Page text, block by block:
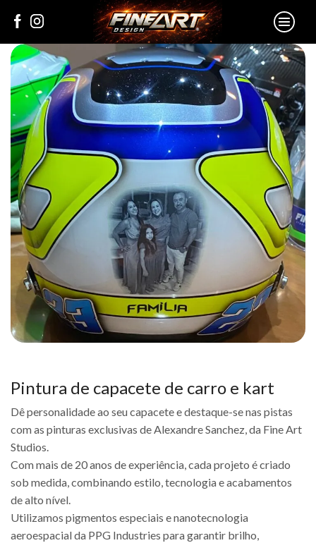
Pintura de capacete de carro e kart
Dê personalidade ao seu capacete e destaque-se nas pistas
com as pinturas exclusivas de Alexandre Sanchez, da Fine Art
Studios.
Com mais de 20 anos de experiência, cada projeto é criado
sob medida, combinando estilo, tecnologia e acabamentos
de alto nível.
Utilizamos pigmentos especiais e nanotecnologia
aeroespacial da PPG Industries para garantir brilho,